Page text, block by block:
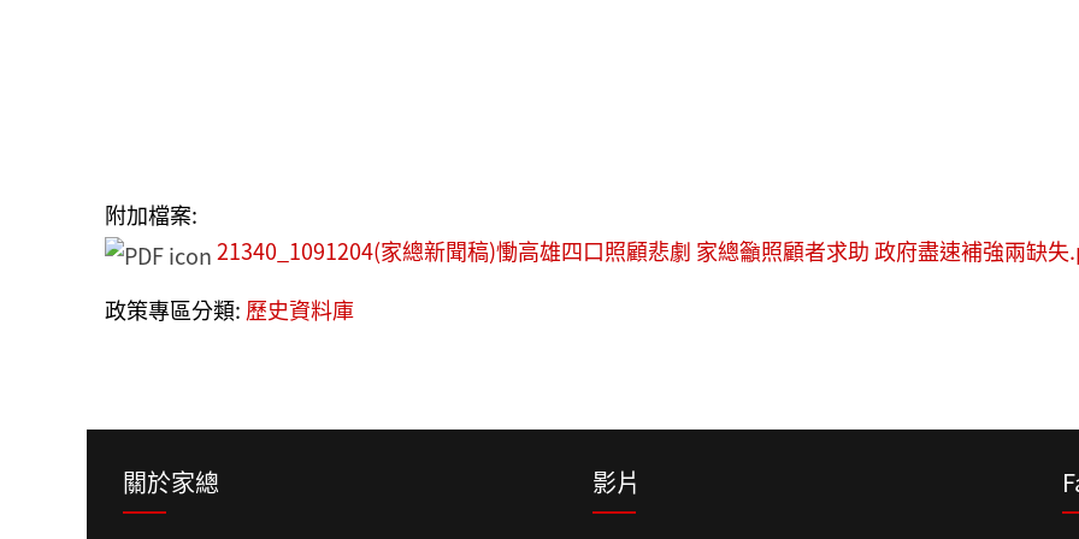
附加檔案:
21340_1091204(家總新聞稿)慟高雄四口照顧悲劇 家總籲照顧者求助 政府盡速補強兩缺失
政策專區分類: 歷史資料庫
關於家總 影片